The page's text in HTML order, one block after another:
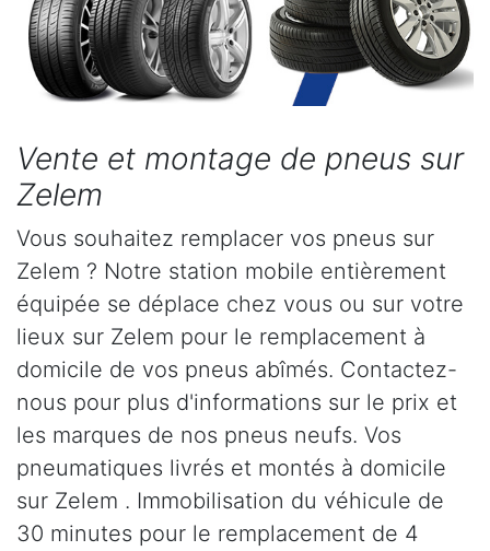
Vente et montage de pneus sur
Zelem
Vous souhaitez remplacer vos pneus sur
Zelem ? Notre station mobile entièrement
équipée se déplace chez vous ou sur votre
lieux sur Zelem pour le remplacement à
domicile de vos pneus abîmés. Contactez-
nous pour plus d'informations sur le prix et
les marques de nos pneus neufs. Vos
pneumatiques livrés et montés à domicile
sur Zelem . Immobilisation du véhicule de
30 minutes pour le remplacement de 4